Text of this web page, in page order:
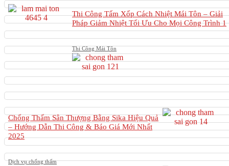
Thi Công Tấm Xốp Cách Nhiệt Mái Tôn – Giải
Pháp Giảm Nhiệt Tối Ưu Cho Mọi Công Trình 1
Thi Công Mái Tôn
Chống Thấm Sân Thượng Bằng Sika Hiệu Quả
– Hướng Dẫn Thi Công & Báo Giá Mới Nhất
2025
Dịch vụ chống thấm